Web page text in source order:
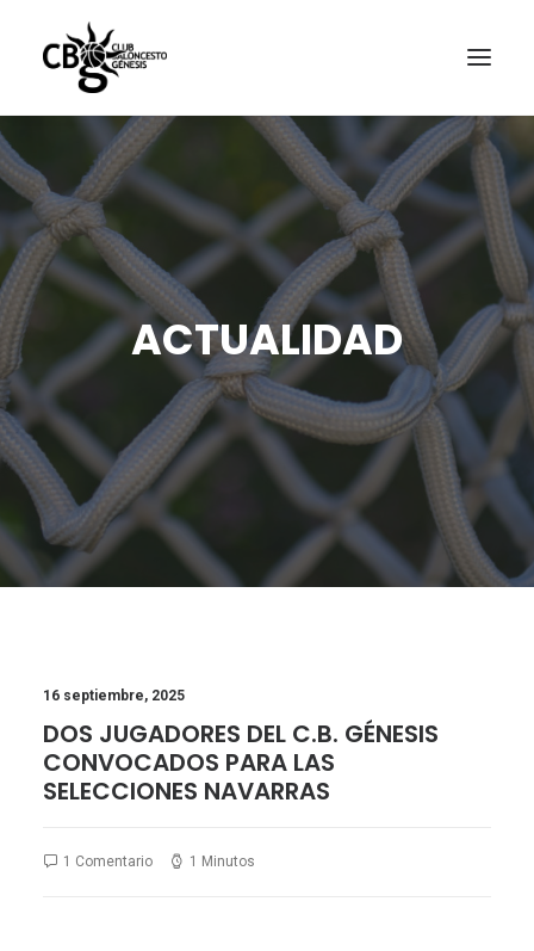
ACTUALIDAD
16 septiembre, 2025
DOS JUGADORES DEL C.B. GÉNESIS
CONVOCADOS PARA LAS
SELECCIONES NAVARRAS
1 Comentario 1 Minutos